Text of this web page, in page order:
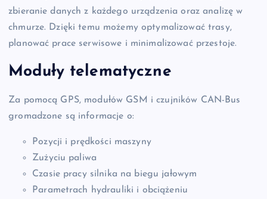
zbieranie danych z każdego urządzenia oraz analizę w
chmurze. Dzięki temu możemy optymalizować trasy,
planować prace serwisowe i minimalizować przestoje.
Moduły telematyczne
Za pomocą GPS, modułów GSM i czujników CAN-Bus
gromadzone są informacje o:
Pozycji i prędkości maszyny
Zużyciu paliwa
Czasie pracy silnika na biegu jałowym
Parametrach hydrauliki i obciążeniu